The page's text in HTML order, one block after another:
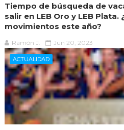
Tiempo de búsqueda de
salir en LEB Oro y LEB
movimientos este año?
Ramón J. Jun 20, 2023
ACTUALIDAD